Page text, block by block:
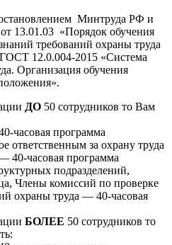
Минтруда РФ и
13.01.03 «Порядок обучения
требований охраны труда
12.0.004-2015 «Система
Организация обучения
ДО 50 сотрудников то Вам
часовая программа
ответственным за охрану труда
40-часовая программа
подразделений,
Члены комиссий по проверке
охраны труда — 40-часовая
БОЛЕЕ 50 сотрудников то